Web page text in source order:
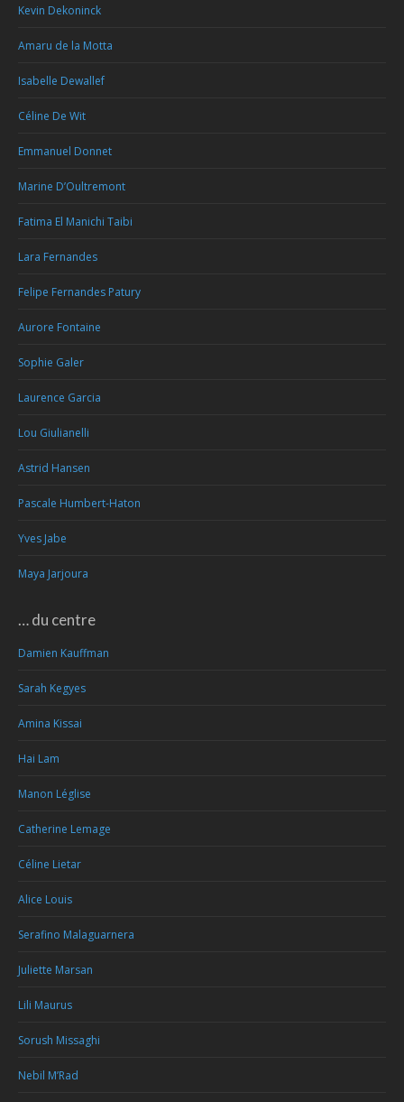
Kevin Dekoninck
Amaru de la Motta
Isabelle Dewallef
Céline De Wit
Emmanuel Donnet
Marine D’Oultremont
Fatima El Manichi Taibi
Lara Fernandes
Felipe Fernandes Patury
Aurore Fontaine
Sophie Galer
Laurence Garcia
Lou Giulianelli
Astrid Hansen
Pascale Humbert-Haton
Yves Jabe
Maya Jarjoura
… du centre
Damien Kauffman
Sarah Kegyes
Amina Kissai
Hai Lam
Manon Léglise
Catherine Lemage
Céline Lietar
Alice Louis
Serafino Malaguarnera
Juliette Marsan
Lili Maurus
Sorush Missaghi
Nebil M’Rad